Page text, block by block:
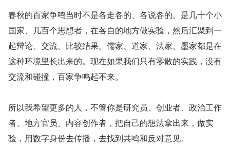
春秋的百家争鸣当时不是各走各的、各说各的。是几十个小
国家、几百个思想者，在各自的地方做实验，然后汇聚到一
起辩论、交流、比较结果。儒家、道家、法家、墨家都是在
这种环境里长出来的。现在如果我们只有零散的实践，没有
交流和碰撞，百家争鸣起不来。
所以我希望更多的人，不管你是研究员、创业者、政治工作
者、地方官员、内容创作者，把自己的想法拿出来，做实
验，用数字身份去传播，去找到共鸣和反对意见。